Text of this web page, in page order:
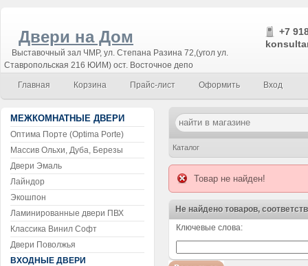
Двери на Дом
Выставочный зал ЧМР, ул. Степана Разина 72,(угол ул.
Ставропольская 216 ЮИМ) ост. Восточное депо
+7
Главная Корзина Прайс-лист Оформить Вход
Каталог
Товар не найден!
Не найдено товаров,
Воспользуйтесь поиском!
Ключевые слова:
МЕЖКОМНАТНЫЕ ДВЕРИ
Оптима Порте (Optima Porte)
Массив Ольхи, Дуба, Березы
Двери Эмаль
Лайндор
Экошпон
Ламинированные двери ПВХ
Классика Винил Софт
Двери Поволжья
ВХОДНЫЕ ДВЕРИ